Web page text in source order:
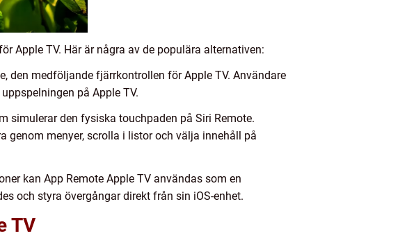
Apple TV. Här är några av de populära alternativen:
den medföljande fjärrkontrollen för Apple TV. Användare
på Apple TV.
simulerar den fysiska touchpaden på Siri Remote.
genom menyer, scrolla i listor och välja innehåll på
kan App Remote Apple TV användas som en
och styra övergångar direkt från sin iOS-enhet.
TV